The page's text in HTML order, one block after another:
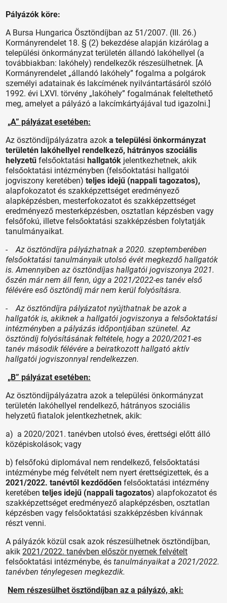
Pályázók köre:
A Bursa Hungarica Ösztöndíjban az 51/2007. (III. 26.)
Kormányrendelet 18. § (2) bekezdése alapján kizárólag a
települési önkormányzat területén állandó lakóhellyel (a
továbbiakban: lakóhely) rendelkezők részesülhetnek. [A
Kormányrendelet „állandó lakóhely” fogalma a polgárok
személyi adatainak és lakcímének nyilvántartásáról szóló
1992. évi LXVI. törvény „lakóhely” fogalmának feleltethető
meg, amelyet a pályázó a lakcímkártyájával tud igazolni.]
„A” pályázat esetében:
Az ösztöndíjpályázatra azoka települési önkormányzat
területén lakóhellyel rendelkező, hátrányos szociális
helyzetű felsőoktatási hallgatók jelentkezhetnek, akik
felsőoktatási intézményben (felsőoktatási hallgatói
jogviszony keretében)teljes idejű (nappali tagozatos),
alapfokozatot és szakképzettséget eredményező
alapképzésben, mesterfokozatot és szakképzettséget
eredményező mesterképzésben, osztatlan képzésben vagy
felsőfokú, illetve felsőoktatási szakképzésben folytatják
tanulmányaikat.
- Az ösztöndíjra pályázhatnak a 2020. szeptemberében
felsőoktatási tanulmányaik utolsó évét megkezdő hallgatók
is. Amennyiben az ösztöndíjas hallgatói jogviszonya 2021.
őszén már nem áll fenn, úgy a 2021/2022-es tanév első
félévére eső ösztöndíj már nem kerül folyósításra.
- Az ösztöndíjra pályázatot nyújthatnak be azok a
hallgatók is, akiknek a hallgatói jogviszonya a felsőoktatási
intézményben a pályázás időpontjában szünetel. Az
ösztöndíj folyósításának feltétele, hogy a 2020/2021-es
tanév második félévére a beiratkozott hallgató aktív
hallgatói jogviszonnyal rendelkezzen.
„B” pályázat esetében:
Az ösztöndíjpályázatra azok a települési önkormányzat
területén lakóhellyel rendelkező, hátrányos szociális
helyzetű fiatalok jelentkezhetnek, akik:
a) a 2020/2021. tanévben utolsó éves, érettségi előtt álló
középiskolások; vagy
b) felsőfokú diplomával nem rendelkező, felsőoktatási
intézménybe még felvételt nem nyert érettségizettek, és a
2021/2022. tanévtől kezdődően felsőoktatási intézmény
keretébenteljes idejű (nappali tagozatos) alapfokozatot és
szakképzettséget eredményező alapképzésben, osztatlan
képzésben vagy felsőoktatási szakképzésben kívánnak
részt venni.
A pályázók közül csak azok részesülhetnek ösztöndíjban,
akik2021/2022. tanévben először nyernek felvételt
felsőoktatási intézménybe, éstanulmányaikat a 2021/2022.
tanévben ténylegesen megkezdik.
Nem részesülhet ösztöndíjban az a pályázó, aki: